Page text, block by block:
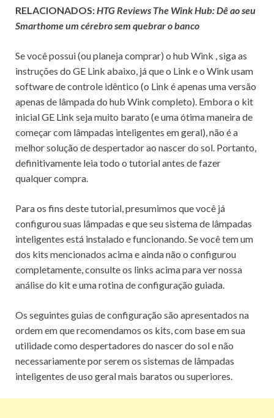
RELACIONADOS:HTG Reviews The Wink Hub: Dê ao seu
Smarthome um cérebro sem quebrar o banco
Se você possui (ou planeja comprar) o hub Wink , siga as
instruções do GE Link abaixo, já que o Link e o Wink usam
software de controle idêntico (o Link é apenas uma versão
apenas de lâmpada do hub Wink completo). Embora o kit
inicial GE Link seja muito barato (e uma ótima maneira de
começar com lâmpadas inteligentes em geral), não é a
melhor solução de despertador ao nascer do sol. Portanto,
definitivamente leia todo o tutorial antes de fazer
qualquer compra.
Para os fins deste tutorial, presumimos que você já
configurou suas lâmpadas e que seu sistema de lâmpadas
inteligentes está instalado e funcionando.Se você tem um
dos kits mencionados acima e ainda não o configurou
completamente, consulte os links acima para ver nossa
análise do kit e uma rotina de configuração guiada.
Os seguintes guias de configuração são apresentados na
ordem em que recomendamos os kits, com base em sua
utilidade como despertadores do nascer do sol e não
necessariamente por serem os sistemas de lâmpadas
inteligentes de uso geral mais baratos ou superiores.